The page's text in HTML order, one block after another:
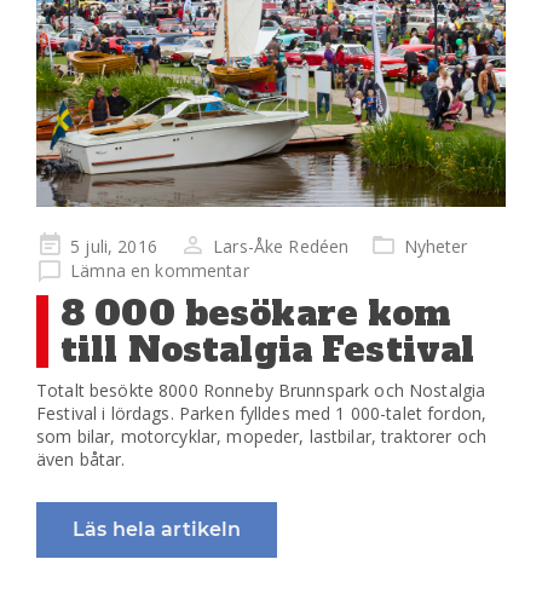
Publicerad
på
5 juli, 2016 Lars-Åke Redéen
Nyheter
Lämna en kommentar
8 000 besökare kom
till Nostalgia Festival
Totalt besökte 8000 Ronneby Brunnspark och Nostalgia
Festival i lördags. Parken fylldes med 1 000-talet fordon,
som bilar, motorcyklar, mopeder, lastbilar, traktorer och
även båtar.
Läs hela artikeln